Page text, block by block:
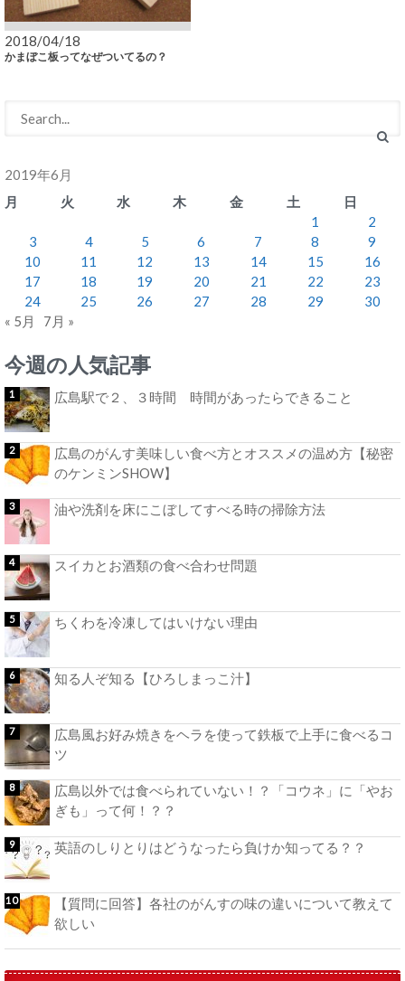
2018/04/18
かまぼこ板ってなぜついてるの？
2019年6月
月
火 水 木 金 土
日
1
2
3
4 5 6 7 8
9
10
11 12 13 14 15
16
17
18 19 20 21 22
23
24
25 26 27 28 29
30
« 5月
7月 »
今週の人気記事
広島駅で２、３時間 時間があったらできること
広島のがんす美味しい食べ方とオススメの温め方【秘密
のケンミンSHOW】
油や洗剤を床にこぼしてすべる時の掃除方法
スイカとお酒類の食べ合わせ問題
ちくわを冷凍してはいけない理由
知る人ぞ知る【ひろしまっこ汁】
広島風お好み焼きをヘラを使って鉄板で上手に食べるコ
ツ
広島以外では食べられていない！？「コウネ」に「やお
ぎも」って何！？？
英語のしりとりはどうなったら負けか知ってる？？
【質問に回答】各社のがんすの味の違いについて教えて
欲しい